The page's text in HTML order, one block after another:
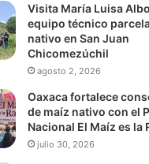
Visita María Luisa
equipo técnico
nativo en San Juan
Chicomezúchil
agosto 2, 2026
Oaxaca fortalece
de maíz nativo con el
Nacional El Maíz es la
julio 30, 2026